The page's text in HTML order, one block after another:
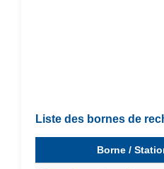
Liste des bornes de
Borne /